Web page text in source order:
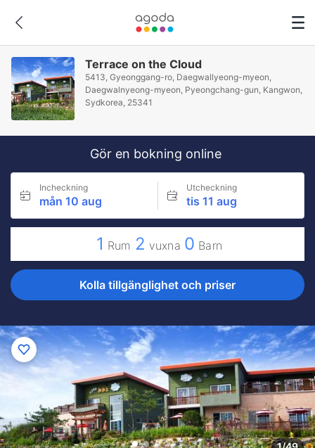
Terrace on the Cloud
5413, Gyeonggang-ro, Daegwallyeong-myeon,
Daegwalnyeong-myeon, Pyeongchang-gun, Kangwon,
Sydkorea, 25341
Gör en bokning online
Incheckning
mån 10 aug
Utcheckning
tis 11 aug
1 Rum 2 vuxna 0 Barn
Kolla tillgänglighet och priser